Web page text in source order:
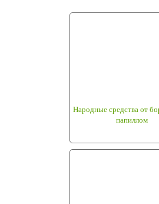
Народные средства от
папиллом